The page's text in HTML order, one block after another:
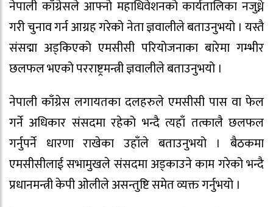
नेपाली काँग्रेसले आफ्नो महाधिवेशनको कार्यतालिका नजुध्ने
गरी चुनाव गर्न आग्रह गरेको नेता ज्ञवालीले बताउनुभयो । यस्तै
संसद्मा अड्किएको एमसीसी परियोजनाका बारेमा गम्भीर
छलफल भएको परराष्ट्रमन्त्री ज्ञवालीले बताउनुभयो ।
नेपाली काँग्रेस लगायतका दलहरुले एमसीसी पास वा फेल
गर्ने अधिकार संसदमा रहेको भन्दै त्यहाँ तत्कालै छलफल
गर्नुपर्ने धारणा राखेका उहाँले बताउनुभयो । बैठकमा
एमसीसीलाई सभामुखले संसदमा अड्काउने काम गरेको भन्दै
प्रधानमन्त्री केपी ओलीले असन्तुष्टि समेत व्यक्त गर्नुभयो ।